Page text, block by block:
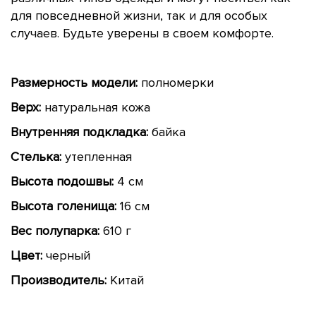
для повседневной жизни, так и для особых
случаев. Будьте уверены в своем комфорте.
Размерность модели: полномерки
Верх: натуральная кожа
Внутренняя подкладка: байка
Стелька: утепленная
Высота подошвы: 4 см
Высота голенища: 16 см
Вес полупарка: 610 г
Цвет: черный
Производитель: Китай